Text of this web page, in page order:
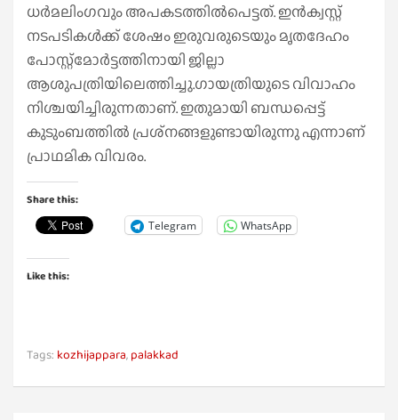
ധര്‍മലിംഗവും അപകടത്തില്‍പെട്ടത്. ഇന്‍ക്വസ്റ്റ്
നടപടികള്‍ക്ക് ശേഷം ഇരുവരുടെയും മൃതദേഹം
പോസ്റ്റ്‌മോര്‍ട്ടത്തിനായി ജില്ലാ
ആശുപത്രിയിലെത്തിച്ചു.ഗായത്രിയുടെ വിവാഹം
നിശ്ചയിച്ചിരുന്നതാണ്. ഇതുമായി ബന്ധപ്പെട്ട്
കുടുംബത്തില്‍ പ്രശ്‌നങ്ങളുണ്ടായിരുന്നു എന്നാണ്
പ്രാഥമിക വിവരം.
Share this:
Telegram WhatsApp
Like this:
Tags: kozhijappara, palakkad